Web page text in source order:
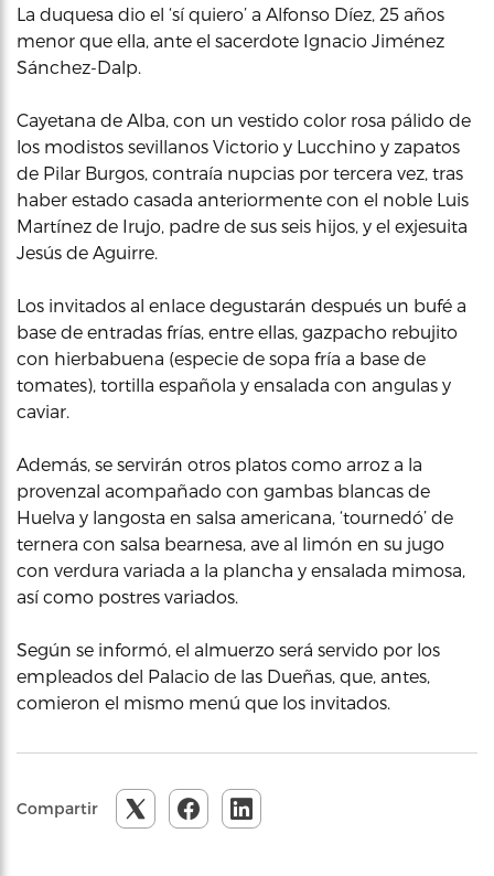
La duquesa dio el ‘sí quiero’ a Alfonso Díez, 25 años
menor que ella, ante el sacerdote Ignacio Jiménez
Sánchez-Dalp.
Cayetana de Alba, con un vestido color rosa pálido de
los modistos sevillanos Victorio y Lucchino y zapatos
de Pilar Burgos, contraía nupcias por tercera vez, tras
haber estado casada anteriormente con el noble Luis
Martínez de Irujo, padre de sus seis hijos, y el exjesuita
Jesús de Aguirre.
Los invitados al enlace degustarán después un bufé a
base de entradas frías, entre ellas, gazpacho rebujito
con hierbabuena (especie de sopa fría a base de
tomates), tortilla española y ensalada con angulas y
caviar.
Además, se servirán otros platos como arroz a la
provenzal acompañado con gambas blancas de
Huelva y langosta en salsa americana, ‘tournedó’ de
ternera con salsa bearnesa, ave al limón en su jugo
con verdura variada a la plancha y ensalada mimosa,
así como postres variados.
Según se informó, el almuerzo será servido por los
empleados del Palacio de las Dueñas, que, antes,
comieron el mismo menú que los invitados.
Compartir